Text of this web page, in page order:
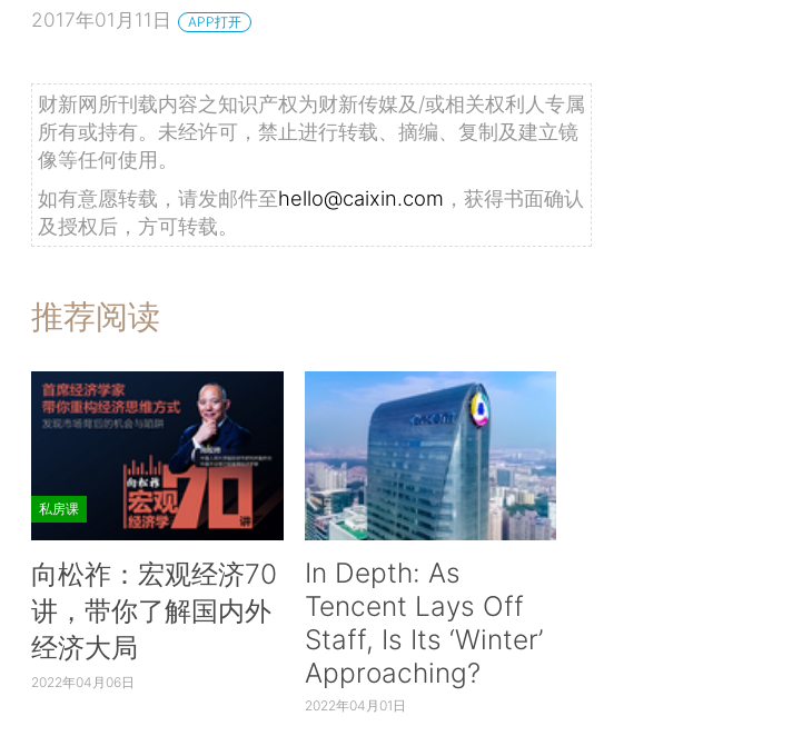
2017年01月11日 APP打开
财新网所刊载内容之知识产权为财新传媒及/或相关权利人专属
所有或持有。未经许可，禁止进行转载、摘编、复制及建立镜
像等任何使用。
如有意愿转载，请发邮件至hello@caixin.com ，获得书面确认
及授权后，方可转载。
推荐阅读
私房课
向松祚：宏观经济70
讲，带你了解国内外
经济大局
2022年04月06日
In Depth: As
Tencent Lays Off
Staff, Is Its ‘Winter’
Approaching?
2022年04月01日